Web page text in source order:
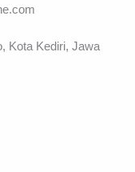
Kota Kediri, Jawa